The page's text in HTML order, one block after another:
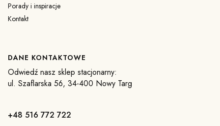
Porady i inspiracje
Kontakt
DANE KONTAKTOWE
Odwiedź nasz sklep stacjonarny:
ul. Szaflarska 56, 34-400 Nowy Targ
+48 516 772 722